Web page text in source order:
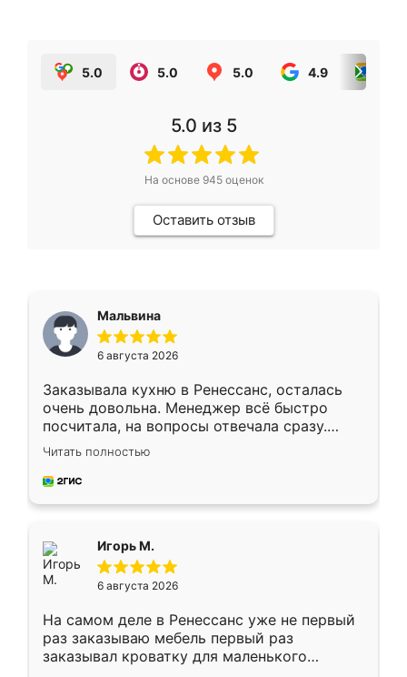
5.0 5.0 5.0 4.9
5.0 из 5
На основе 945оценок
Оставить отзыв
Мальвина
6 августа 2026
Заказывала кухню в Ренессанс, осталась
очень довольна. Менеджер всё быстро
посчитала, на вопросы отвечала сразу.
Замерщик приехал в субботу, подошёл к
делу со всей ответственностью. Собрали
за день, ребята работали аккуратно, даже
Читать полностью
Игорь М.
6 августа 2026
На самом деле в Ренессанс уже не первый
раз заказываю мебель первый раз
заказывал кроватку для маленького